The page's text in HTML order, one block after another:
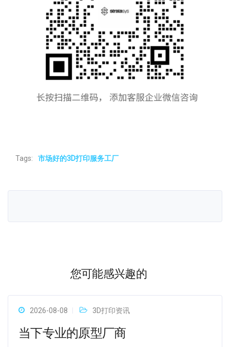
Tags: 市场好的3D打印服务工厂
您可能感兴趣的
2026-08-08 3D打印资讯
当下专业的原型厂商